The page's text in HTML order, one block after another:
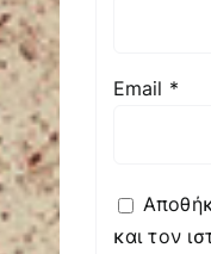
Email *
και τον